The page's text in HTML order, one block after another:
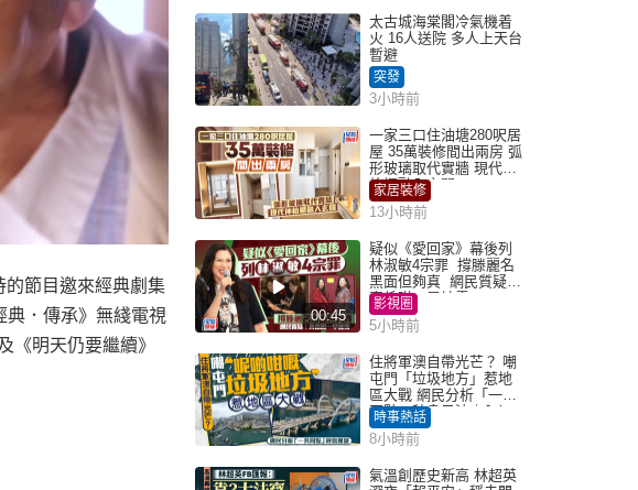
的節目邀來經典劇集
典．傳承》無綫電視
《明天仍要繼續》
太古城海棠閣冷氣機着
火 16人送院 多人上天台
暫避
突發
3小時前
一家三口住油塘280呎居
屋 35萬裝修間出兩房 弧
形玻璃取代實牆 現代神
枱櫃融入玄關
家居裝修
13小時前
00:45
疑似《愛回家》幕後列
林淑敏4宗罪 撐滕麗名
黑面但夠真 網民質疑：
真係咁一早被雪
影視圈
5小時前
住將軍澳自帶光芒？ 嘲
屯門「垃圾地方」惹地
區大戰 網民分析「一共
同點」秒息風波｜Juicy
叮
時事熱話
8小時前
氣溫創歷史新高 林超英